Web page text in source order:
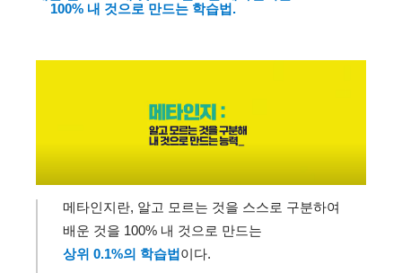
100% 내 것으로 만드는 학습법 .
메타인지란, 알고 모르는 것을 스스로 구분하여
배운 것을 100% 내 것으로 만드는
상위 0.1%의 학습법 이다.